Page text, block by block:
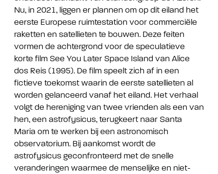
Nu, in 2021, liggen er plannen om op dit eiland het
eerste Europese ruimtestation voor commerciële
raketten en satellieten te bouwen. Deze feiten
vormen de achtergrond voor de speculatieve
korte film See You Later Space Island van Alice
dos Reis (1995). De film speelt zich af in een
fictieve toekomst waarin de eerste satellieten al
worden gelanceerd vanaf het eiland. Het verhaal
volgt de hereniging van twee vrienden als een van
hen, een astrofysicus, terugkeert naar Santa
Maria om te werken bij een astronomisch
observatorium. Bij aankomst wordt de
astrofysicus geconfronteerd met de snelle
veranderingen waarmee de menselijke en niet-